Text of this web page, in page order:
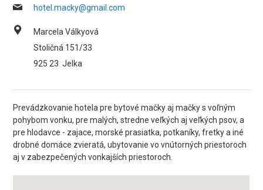
hotel.macky@gmail.com
Marcela Válkyová
Stoličná 151/33
925 23 Jelka
Prevádzkovanie hotela pre bytové mačky aj mačky s voľným
pohybom vonku, pre malých, stredne veľkých aj veľkých psov, a
pre hlodavce - zajace, morské prasiatka, potkaníky, fretky a iné
drobné domáce zvieratá, ubytovanie vo vnútorných priestoroch
aj v zabezpečených vonkajších priestoroch.